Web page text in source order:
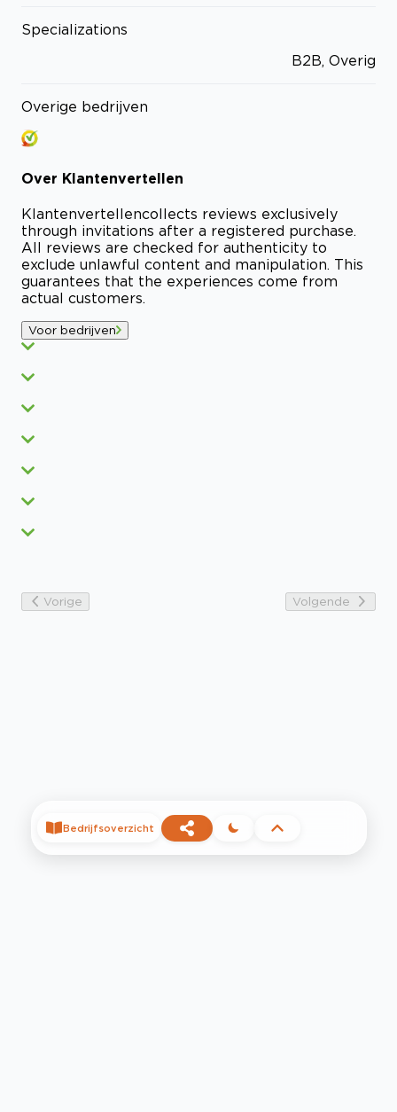
Specializations
B2B, Overig
Overige bedrijven
Over Klantenvertellen
Klantenvertellencollects reviews exclusively
through invitations after a registered purchase.
All reviews are checked for authenticity to
exclude unlawful content and manipulation. This
guarantees that the experiences come from
actual customers.
Voor bedrijven
Vorige Volgende
Bedrijfsoverzicht